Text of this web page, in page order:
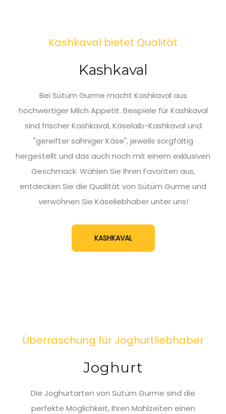
Kashkaval bietet Qualität
Kashkaval
Bei Sütüm Gurme macht Kashkaval aus
hochwertiger Milch Appetit. Beispiele für Kashkaval
sind frischer Kashkaval, Käselaib-Kashkaval und
"gereifter sahniger Käse", jeweils sorgfältig
hergestellt und das auch noch mit einem exklusiven
Geschmack. Wählen Sie Ihren Favoriten aus,
entdecken Sie die Qualität von Sütüm Gurme und
verwöhnen Sie Käseliebhaber unter uns!
KASHKAVAL
Überraschung für Joghurtliebhaber
Joghurt
Die Joghurtarten von Sütüm Gurme sind die
perfekte Möglichkeit, Ihren Mahlzeiten einen